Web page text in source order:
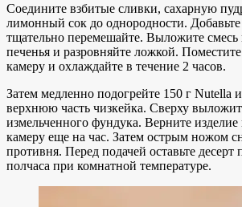
Соедините взбитые сливки, сахарную
лимонный сок до однородности.
тщательно перемешайте. Выложите смесь
печенья и разровняйте ложкой.
камеру и охлаждайте в течение 2 часов.
Затем медленно подогрейте 150 г Nutella
верхнюю часть чизкейка. Сверху
измельченного фундука. Верните
камеру еще на час. Затем острым ножом
противня. Перед подачей оставьте десерт
полчаса при комнатной температуре.